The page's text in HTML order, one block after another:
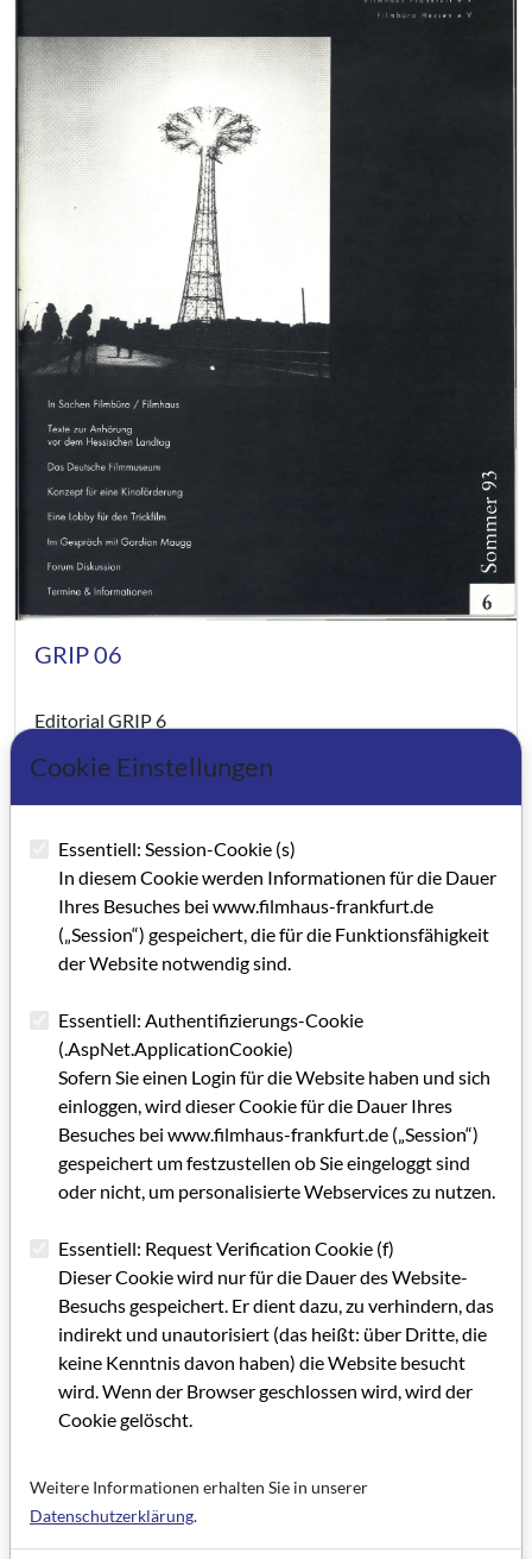
GRIP 06
Editorial GRIP 6
IMPRESSUM GRIP 6
Filmhaus-Fenster im HR
Das Kommunale Kino vor dem Aus?
Rüsselsheim: Höhen und Tiefen
Konzept für eine Kino-Förderung
Das Deutsche Filmmuseum
Eine Lobby für den Trickfilm
Filmausbildung an der Hochschule für Gestaltung in
Offenbach?
Helmut Herbst anläßlich der Anhörung vor dem
Hessischen Landtag
Stellungnahme des Filmbüro Hessen
Informationen
Veranstaltungen Filmhaus Frankfurt
Festivals
Cookie Einstellungen
Essentiell: Session-Cookie (s)
In diesem Cookie werden Informationen für die Dauer
Ihres Besuches bei www.filmhaus-frankfurt.de
(„Session“) gespeichert, die für die Funktionsfähigkeit
der Website notwendig sind.
Essentiell: Authentifizierungs-Cookie
(.AspNet.ApplicationCookie)
Sofern Sie einen Login für die Website haben und sich
einloggen, wird dieser Cookie für die Dauer Ihres
Besuches bei www.filmhaus-frankfurt.de („Session“)
gespeichert um festzustellen ob Sie eingeloggt sind
oder nicht, um personalisierte Webservices zu nutzen.
Essentiell: Request Verification Cookie (f)
Dieser Cookie wird nur für die Dauer des Website-
Besuchs gespeichert. Er dient dazu, zu verhindern, das
indirekt und unautorisiert (das heißt: über Dritte, die
keine Kenntnis davon haben) die Website besucht
wird. Wenn der Browser geschlossen wird, wird der
Cookie gelöscht.
Weitere Informationen erhalten Sie in unserer
Datenschutzerklärung.